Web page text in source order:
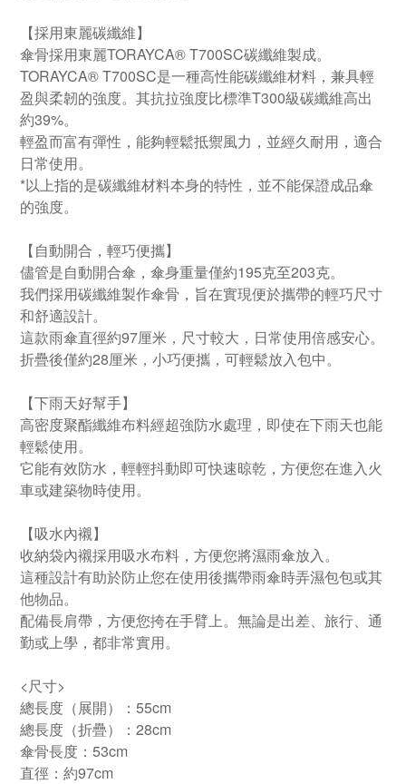
【採用東麗碳纖維】
傘骨採用東麗TORAYCA® T700SC碳纖維製成。
TORAYCA® T700SC是一種高性能碳纖維材料，兼具輕
盈與柔韌的強度。其抗拉強度比標準T300級碳纖維高出
約39%。
輕盈而富有彈性，能夠輕鬆抵禦風力，並經久耐用，適合
日常使用。
*以上指的是碳纖維材料本身的特性，並不能保證成品傘
的強度。
【自動開合，輕巧便攜】
儘管是自動開合傘，傘身重量僅約195克至203克。
我們採用碳纖維製作傘骨，旨在實現便於攜帶的輕巧尺寸
和舒適設計。
這款雨傘直徑約97厘米，尺寸較大，日常使用倍感安心。
折疊後僅約28厘米，小巧便攜，可輕鬆放入包中。
【下雨天好幫手】
高密度聚酯纖維布料經超強防水處理，即使在下雨天也能
輕鬆使用。
它能有效防水，輕輕抖動即可快速晾乾，方便您在進入火
車或建築物時使用。
【吸水內襯】
收納袋內襯採用吸水布料，方便您將濕雨傘放入。
這種設計有助於防止您在使用後攜帶雨傘時弄濕包包或其
他物品。
配備長肩帶，方便您挎在手臂上。無論是出差、旅行、通
勤或上學，都非常實用。
<尺寸>
總長度（展開）：55cm
總長度（折疊）：28cm
傘骨長度：53cm
直徑：約97cm